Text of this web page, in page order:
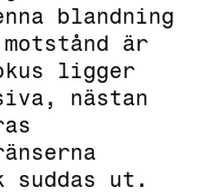
blandning
är
ligger
nästan
suddas ut.